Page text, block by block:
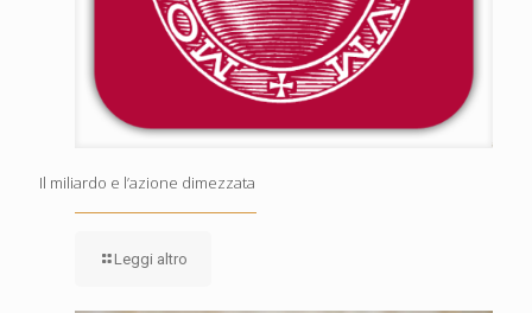
Il miliardo e l’azione dimezzata
Leggi altro